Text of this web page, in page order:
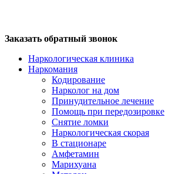
Заказать обратный звонок
Наркологическая клиника
Наркомания
Кодирование
Нарколог на дом
Принудительное лечение
Помощь при передозировке
Снятие ломки
Наркологическая скорая
В стационаре
Амфетамин
Марихуана